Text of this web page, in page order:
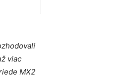
viac
MX2